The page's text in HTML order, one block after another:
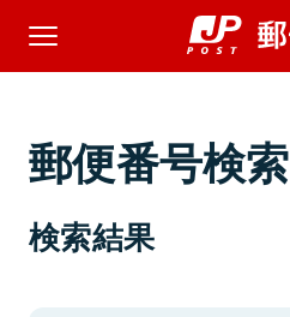
郵便番号検索
検索結果